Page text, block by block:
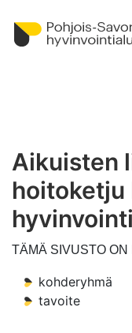
Aikuisten
hoitoketju
TÄMÄ SIVUSTO
kohderyhmä
tavoite